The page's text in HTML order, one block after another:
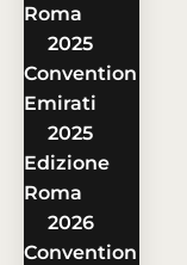
Roma
2025
Convention
Emirati
2025
Edizione
Roma
2026
Convention